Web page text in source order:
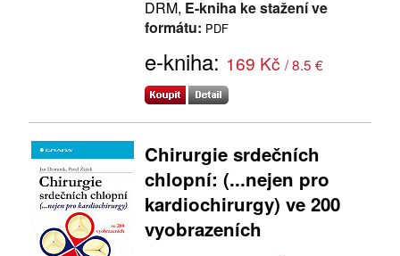
DRM, E-kniha ke stažení ve
formátu: PDF
e-kniha: 169 Kč / 8.5 €
Chirurgie srdečních
chlopní: (...nejen pro
kardiochirurgy) ve 200
vyobrazeních